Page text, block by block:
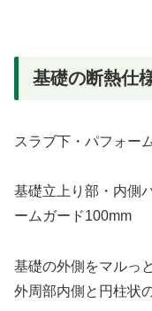
基礎の断熱仕
スラブ下・パフォー
基礎立上り部・内側
ームガード100mm
基礎の外側をマルっ
外周部内側と円柱状